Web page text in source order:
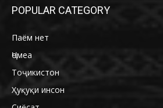
POPULAR CATEGORY
Паём нет
Ҷомеа
Тоҷикистон
Ҳуқуқи инсон